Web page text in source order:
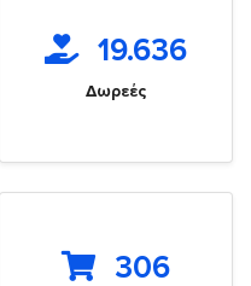
19.636
Δωρεές
306